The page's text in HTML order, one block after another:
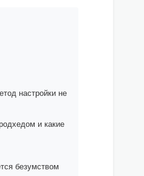
настройки не
и какие
безумством